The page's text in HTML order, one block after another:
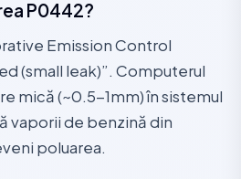
P0442?
Emission Control
(small leak)”. Computerul
mică (~0.5-1mm) în sistemul
vaporii de benzină din
poluarea.